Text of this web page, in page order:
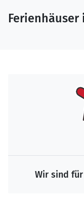
Wir sind